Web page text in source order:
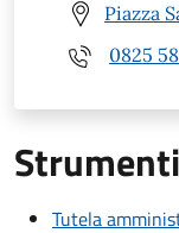
Piazza
0825
Tutela